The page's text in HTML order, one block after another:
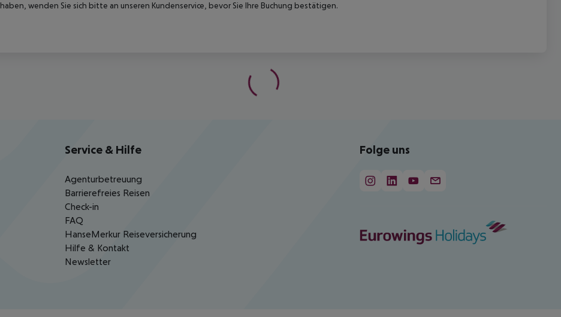
haben, wenden Sie sich bitte an unseren Kundenservice, bevor Sie Ihre Buchung bestätigen.
Service & Hilfe
Agenturbetreuung
Barrierefreies Reisen
Check-in
FAQ
HanseMerkur Reiseversicherung
Hilfe & Kontakt
Newsletter
Folge uns